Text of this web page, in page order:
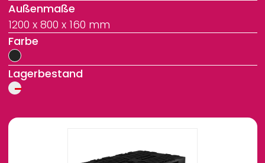
Außenmaße
1200 x 800 x 160 mm
Farbe
Lagerbestand